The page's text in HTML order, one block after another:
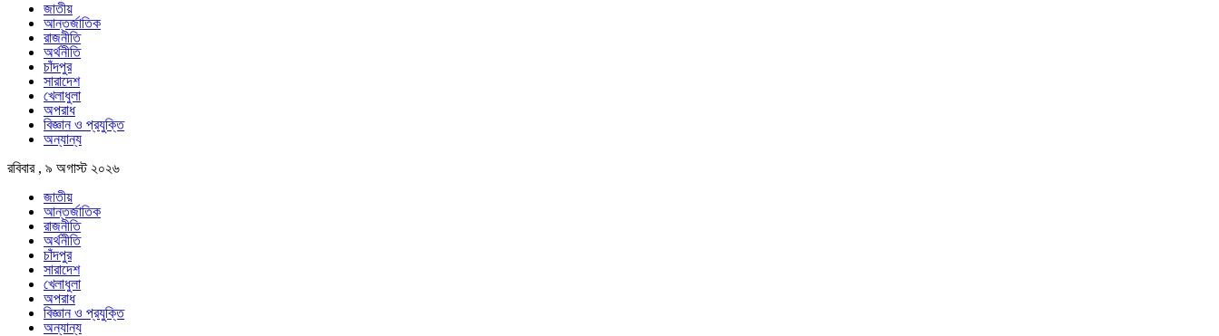
জাতীয়
আন্তর্জাতিক
রাজনীতি
অর্থনীতি
চাঁদপুর
সারাদেশ
খেলাধুলা
অপরাধ
বিজ্ঞান ও প্রযুক্তি
অন্যান্য
রবিবার , ৯ অগাস্ট ২০২৬
জাতীয়
আন্তর্জাতিক
রাজনীতি
অর্থনীতি
চাঁদপুর
সারাদেশ
খেলাধুলা
অপরাধ
বিজ্ঞান ও প্রযুক্তি
অন্যান্য